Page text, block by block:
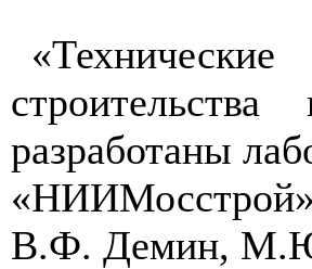
разработаны
В.Ф. Демин,